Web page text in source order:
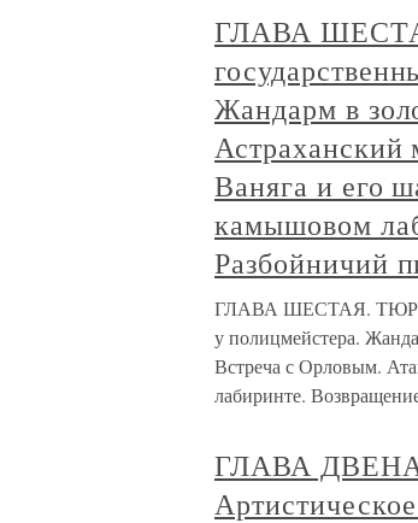
ГЛАВА
Жандарм в
Ваняга и его
камышовом
Разбойничий
ГЛАВА ШЕСТАЯ.
у полицмейстера.
Встреча с Орловым.
лабиринте.
ГЛАВА